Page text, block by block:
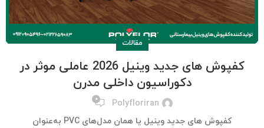
مقالات
کفپوش های جدید وینیل 2026 عاملی موثر در
دکوراسیون داخلی مدرن
Polyfloriran ۰
کفپوش های جدید وینیل یا همان مدل‌های PVC به‌عنوان